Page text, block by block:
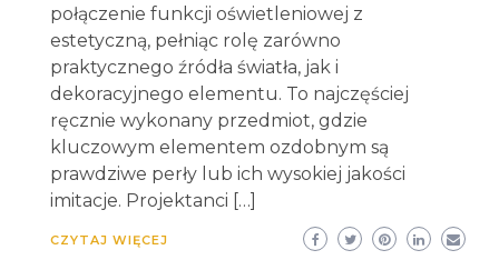
połączenie funkcji oświetleniowej z
estetyczną, pełniąc rolę zarówno
praktycznego źródła światła, jak i
dekoracyjnego elementu. To najczęściej
ręcznie wykonany przedmiot, gdzie
kluczowym elementem ozdobnym są
prawdziwe perły lub ich wysokiej jakości
imitacje. Projektanci […]
CZYTAJ WIĘCEJ